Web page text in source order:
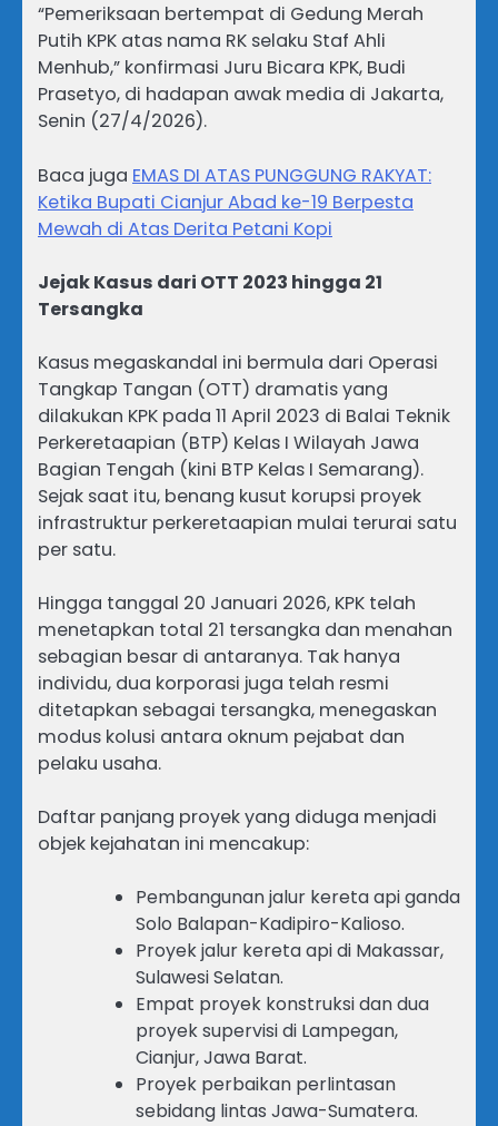
“Pemeriksaan bertempat di Gedung Merah
Putih KPK atas nama RK selaku Staf Ahli
Menhub,” konfirmasi Juru Bicara KPK, Budi
Prasetyo, di hadapan awak media di Jakarta,
Senin (27/4/2026).
Baca juga EMAS DI ATAS PUNGGUNG RAKYAT:
Ketika Bupati Cianjur Abad ke-19 Berpesta
Mewah di Atas Derita Petani Kopi
Jejak Kasus dari OTT 2023 hingga 21
Tersangka
Kasus megaskandal ini bermula dari Operasi
Tangkap Tangan (OTT) dramatis yang
dilakukan KPK pada 11 April 2023 di Balai Teknik
Perkeretaapian (BTP) Kelas I Wilayah Jawa
Bagian Tengah (kini BTP Kelas I Semarang).
Sejak saat itu, benang kusut korupsi proyek
infrastruktur perkeretaapian mulai terurai satu
per satu.
Hingga tanggal 20 Januari 2026, KPK telah
menetapkan total 21 tersangka dan menahan
sebagian besar di antaranya. Tak hanya
individu, dua korporasi juga telah resmi
ditetapkan sebagai tersangka, menegaskan
modus kolusi antara oknum pejabat dan
pelaku usaha.
Daftar panjang proyek yang diduga menjadi
objek kejahatan ini mencakup:
Pembangunan jalur kereta api ganda
Solo Balapan-Kadipiro-Kalioso.
Proyek jalur kereta api di Makassar,
Sulawesi Selatan.
Empat proyek konstruksi dan dua
proyek supervisi di Lampegan,
Cianjur, Jawa Barat.
Proyek perbaikan perlintasan
sebidang lintas Jawa-Sumatera.